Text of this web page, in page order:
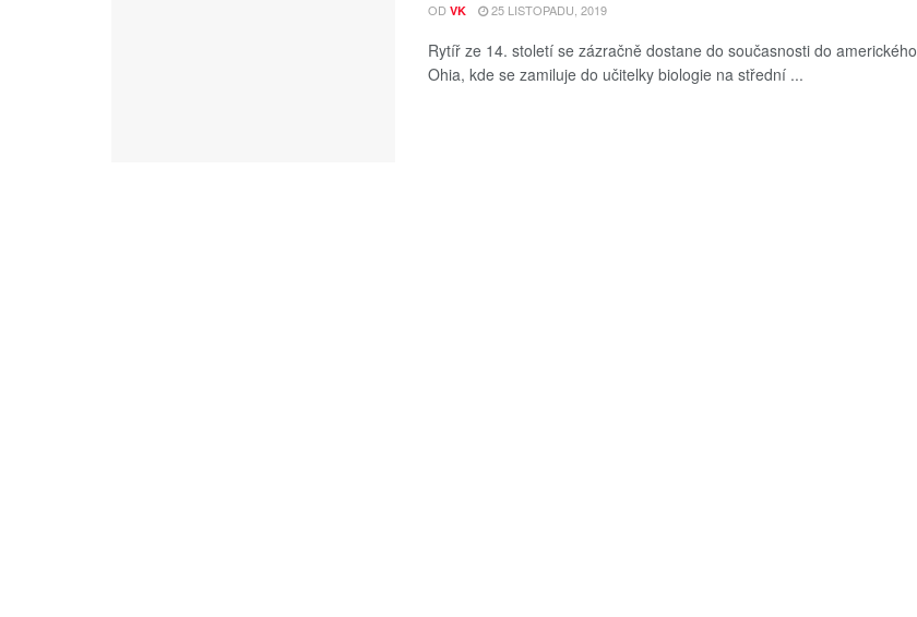
OD VK 25 LISTOPADU, 2019
Rytíř ze 14. století se zázračně dostane do současnosti do amerického
Ohia, kde se zamiluje do učitelky biologie na střední ...